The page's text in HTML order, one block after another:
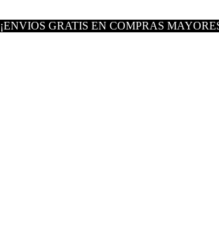
¡ENVIOS GRATIS EN COMPRAS